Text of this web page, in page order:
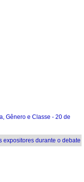
Gênero e Classe - 20 de
expositores durante o debate